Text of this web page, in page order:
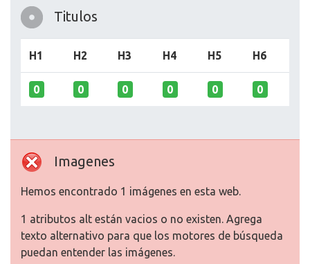
Titulos
H1 H2 H3 H4 H5 H6
0 0 0 0 0 0
Imagenes
Hemos encontrado 1 imágenes en esta web.
1 atributos alt están vacios o no existen. Agrega
texto alternativo para que los motores de búsqueda
puedan entender las imágenes.